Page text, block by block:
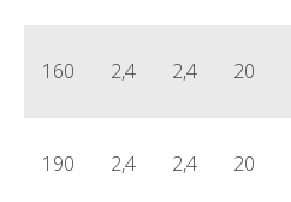
160 2,4 2,4 20
190 2,4 2,4 20